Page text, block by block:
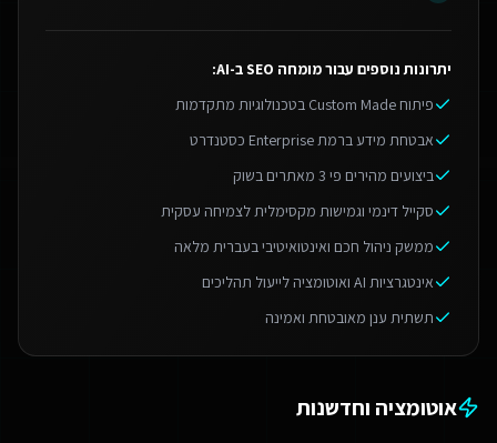
יתרונות נוספים עבורמומחה SEO ב-AI
:
פיתוח Custom Made בטכנולוגיות מתקדמות
אבטחת מידע ברמת Enterprise כסטנדרט
ביצועים מהירים פי 3 מאתרים בשוק
סקייל דינמי וגמישות מקסימלית לצמיחה עסקית
ממשק ניהול חכם ואינטואיטיבי בעברית מלאה
אינטגרציות AI ואוטומציה לייעול תהליכים
תשתית ענן מאובטחת ואמינה
אוטומציה וחדשנות